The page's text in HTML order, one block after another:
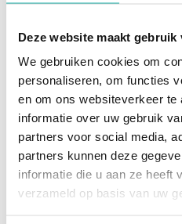
Deze website maakt gebruik
We gebruiken cookies om
personaliseren, om functies
en om ons websiteverkeer
informatie over uw gebruik
partners voor social media,
partners kunnen deze
informatie die u aan ze heeft
verzameld op basis van uw
effectief is.
Verhoogd risico op
de overgang, mensen
lichaamsgewicht,
zoals
testosterontekort.
Botmetastasen: soms
CTX Beta-CrossLaps
test